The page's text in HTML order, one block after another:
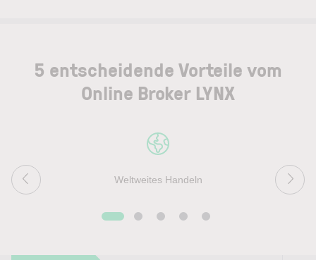
5 entscheidende Vorteile vom
Online Broker LYNX
Weltweites Handeln